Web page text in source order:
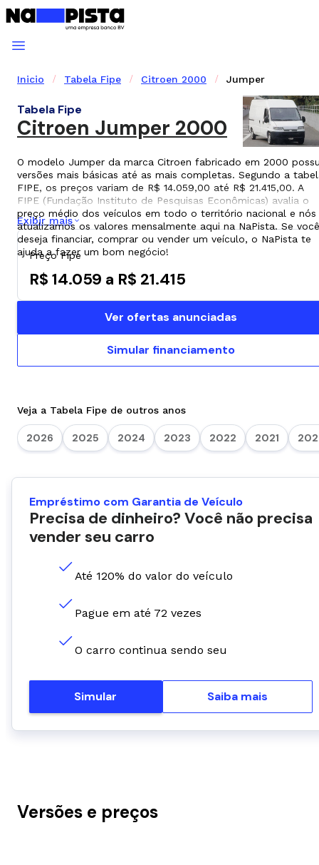
Inicio Tabela Fipe Citroen 2000 Jumper
Tabela Fipe
Citroen Jumper 2000
O modelo Jumper da marca Citroen fabricado em 2000
versões mais básicas até as mais completas. Segundo a
FIPE, os preços variam de R$ 14.059,00 até R$ 21.415,00. A
FIPE (Fundação Instituto de Pesquisas Econômicas) avalia o
preço médio dos veículos em todo o território nacional e nós
atualizamos os valores mensalmente aqui na NaPista. Se você
deseja financiar, comprar ou vender um veículo, o NaPista te
ajuda a fazer um bom negócio!
Exibir mais
Preço Fipe
R$ 14.059 a R$ 21.415
Ver ofertas anunciadas
Simular financiamento
Veja a Tabela Fipe de outros anos
2026 2025 2024 2023 2022 2021
Empréstimo com Garantia de Veículo
Precisa de dinheiro? Você não precisa
vender seu carro
Até 120% do valor do veículo
Pague em até 72 vezes
O carro continua sendo seu
Simular Saiba mais
Versões e preços